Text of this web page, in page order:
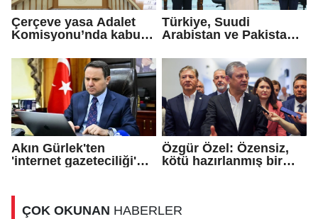
Çerçeve yasa Adalet
Komisyonu’nda kabul
Türkiye, Suudi
Arabistan ve Pakistan
Savunma Anlaşması'
imzalandı
Akın Gürlek'ten
'internet gazeteciliği'
Özgür Özel: Özensiz,
kötü hazırlanmış bir
ÇOK OKUNAN HABERLER